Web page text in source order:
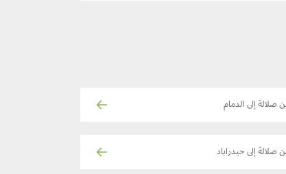
صلالة إلى الدمام
صلالة إلى حيدراباد